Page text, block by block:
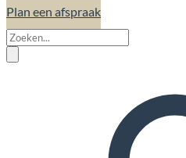
Plan een afspraak